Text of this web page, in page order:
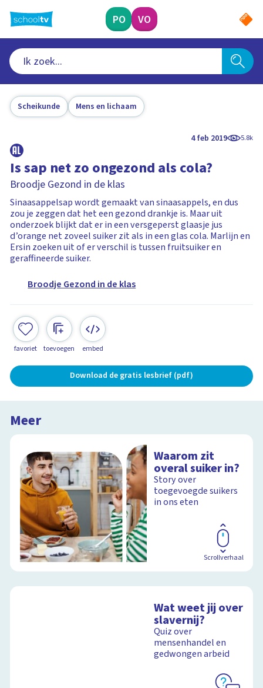
naar
hoofdinhoud
PO VO
Scheikunde Mens en lichaam
4 feb 2019 5.8k
Is sap net zo ongezond als cola?
Broodje Gezond in de klas
Sinaasappelsap wordt gemaakt van sinaasappels, en dus
zou je zeggen dat het een gezond drankje is. Maar uit
onderzoek blijkt dat er in een versgeperst glaasje jus
d’orange net zoveel suiker zit als in een glas cola. Marlijn en
Ersin zoeken uit of er verschil is tussen fruitsuiker en
geraffineerde suiker.
Broodje Gezond in de klas
favoriet toevoegen embed
Download de gratis lesbrief (pdf)
Meer
Waarom zit
overal suiker in?
Story over
toegevoegde suikers
in ons eten
Scrollverhaal
Wat weet jij over
slavernij?
Quiz over
mensenhandel en
gedwongen arbeid